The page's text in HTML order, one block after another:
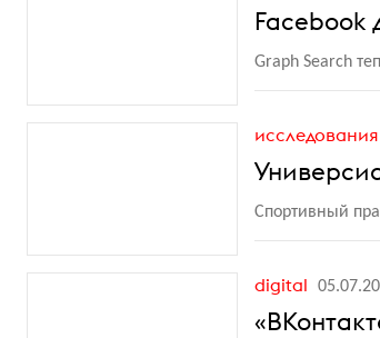
Facebook
Graph Search
исследования
Спортивный
digital